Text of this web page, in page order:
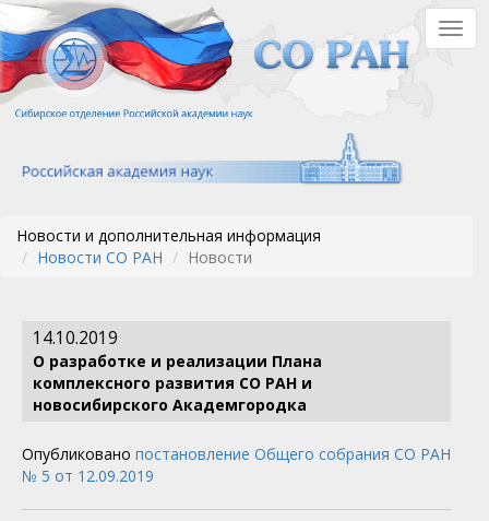
Перейти
к
основному
содержанию
Новости и дополнительная информация
Новости СО РАН
Новости
14.10.2019
О разработке и реализации Плана
комплексного развития СО РАН и
новосибирского Академгородка
Опубликовано постановление Общего собрания СО РАН
№ 5 от 12.09.2019